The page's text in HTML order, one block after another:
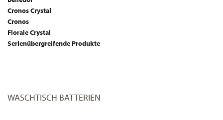
Cronos Crystal
Cronos
Florale Crystal
Serienübergreifende Produkte
WASCHTISCH BATTERIEN